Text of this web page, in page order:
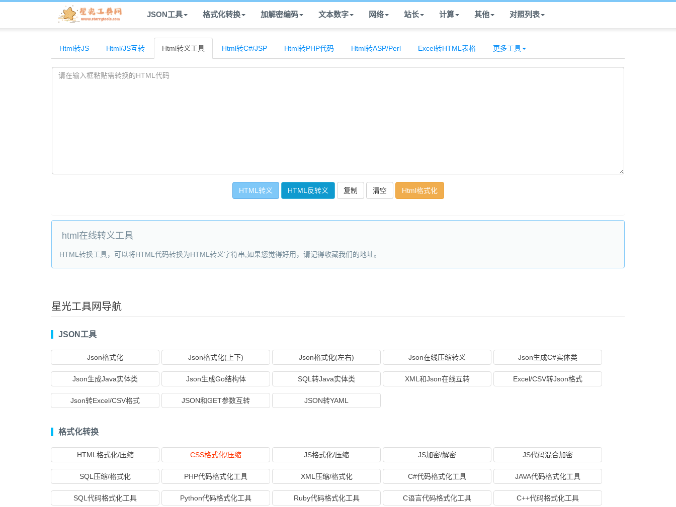
JSON工具 格式化转换 加解密编码 文本数字 网络 站长 计算 其他 对照列表
Html转JS Html/JS互转 Html转义工具 Html转C#/JSP Html转PHP代码 Html转ASP/Perl Excel转HTML表格 更多工具
复制 清空 Html格式化
html在线转义工具
HTML转换工具，可以将HTML代码转换为HTML转义字符串,如果您觉得好用，请记得收藏我们的地址。
星光工具网导航
JSON工具
Json格式化 Json格式化(上下) Json格式化(左右) Json在线压缩转义 Json生成C#实体类
Json生成Java实体类 Json生成Go结构体 SQL转Java实体类 XML和Json在线互转 Excel/CSV转Json格式
Json转Excel/CSV格式 JSON和GET参数互转 JSON转YAML
格式化转换
HTML格式化/压缩 CSS格式化/压缩 JS格式化/压缩 JS加密/解密 JS代码混合加密
SQL压缩/格式化 PHP代码格式化工具 XML压缩/格式化 C#代码格式化工具 JAVA代码格式化工具
SQL代码格式化工具 Python代码格式化工具 Ruby代码格式化工具 C语言代码格式化工具 C++代码格式化工具